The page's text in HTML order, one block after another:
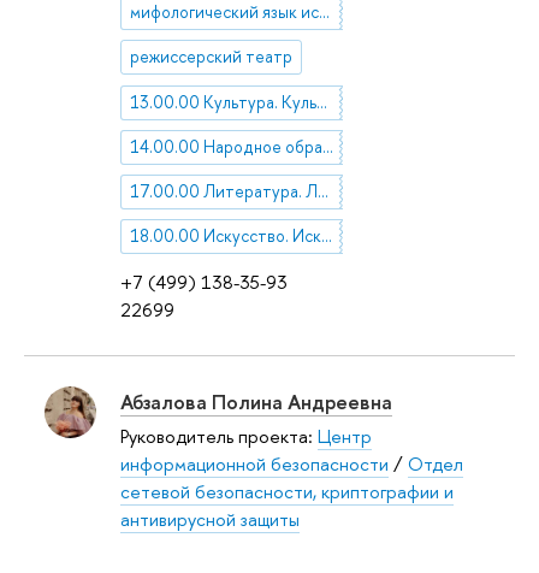
+7 (499) 138-35-93
22699
мифологический язык искусства
режиссерский театр
13.00.00 Культура. Культурология
14.00.00 Народное образование. Педагогика
17.00.00 Литература. Литературоведение. Устное народное творчество
18.00.00 Искусство. Искусствоведение
Абзалова Полина Андреевна
Руководитель проекта: Центр
информационной безопасности /Отдел
сетевой безопасности, криптографии и
антивирусной защиты